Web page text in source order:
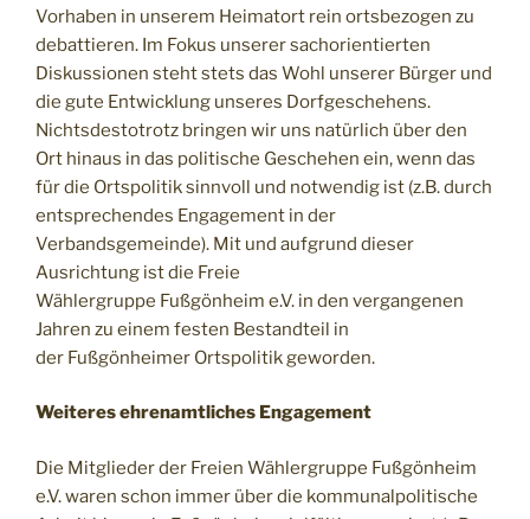
Vorhaben in unserem Heimatort rein ortsbezogen zu
debattieren. Im Fokus unserer sachorientierten
Diskussionen steht stets das Wohl unserer Bürger und
die gute Entwicklung unseres Dorfgeschehens.
Nichtsdestotrotz bringen wir uns natürlich über den
Ort hinaus in das politische Geschehen ein, wenn das
für die Ortspolitik sinnvoll und notwendig ist (z.B. durch
entsprechendes Engagement in der
Verbandsgemeinde). Mit und aufgrund dieser
Ausrichtung ist die Freie
Wählergruppe Fußgönheim e.V. in den vergangenen
Jahren zu einem festen Bestandteil in
der Fußgönheimer Ortspolitik geworden.
Weiteres ehrenamtliches Engagement
Die Mitglieder der Freien Wählergruppe Fußgönheim
e.V. waren schon immer über die kommunalpolitische